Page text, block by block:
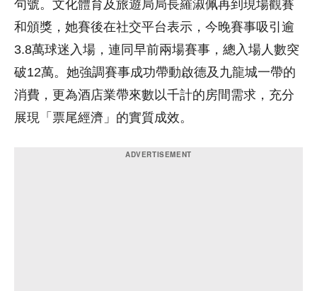
句號。文化體育及旅遊局局長羅淑佩再到現場觀賽
和頒獎，她賽後在社交平台表示，今晚賽事吸引逾
3.8萬球迷入場，連同早前兩場賽事，總入場人數突
破12萬。她強調賽事成功帶動啟德及九龍城一帶的
消費，更為酒店業帶來數以千計的房間需求，充分
展現「票尾經濟」的實質成效。